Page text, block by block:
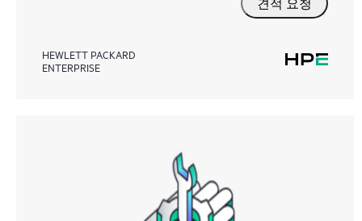
HEWLETT PACKARD
ENTERPRISE